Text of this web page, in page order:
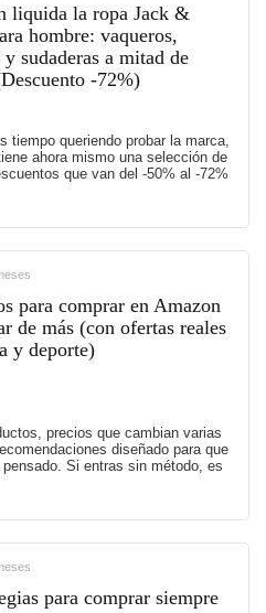
liquida la ropa Jack &
hombre: vaqueros,
sudaderas a mitad de
-72%)
queriendo probar la marca,
ahora mismo una selección de
que van del -50% al -72%
para comprar en Amazon
de más (con ofertas reales
y deporte)
precios que cambian varias
diseñado para que
Si entras sin método, es
para comprar siempre